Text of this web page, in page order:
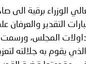
الوزراء برقية الى
التقدير
المجلس، ورسمت
الذي يقوم به جلالته